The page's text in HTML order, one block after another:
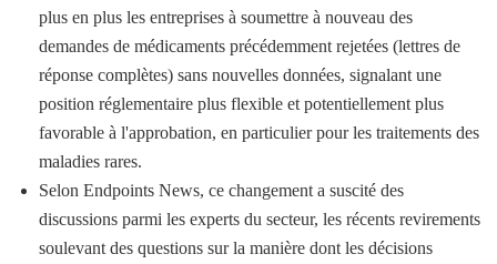
plus en plus les entreprises à soumettre à nouveau des
demandes de médicaments précédemment rejetées (lettres de
réponse complètes) sans nouvelles données, signalant une
position réglementaire plus flexible et potentiellement plus
favorable à l'approbation, en particulier pour les traitements des
maladies rares.
Selon Endpoints News, ce changement a suscité des
discussions parmi les experts du secteur, les récents revirements
soulevant des questions sur la manière dont les décisions